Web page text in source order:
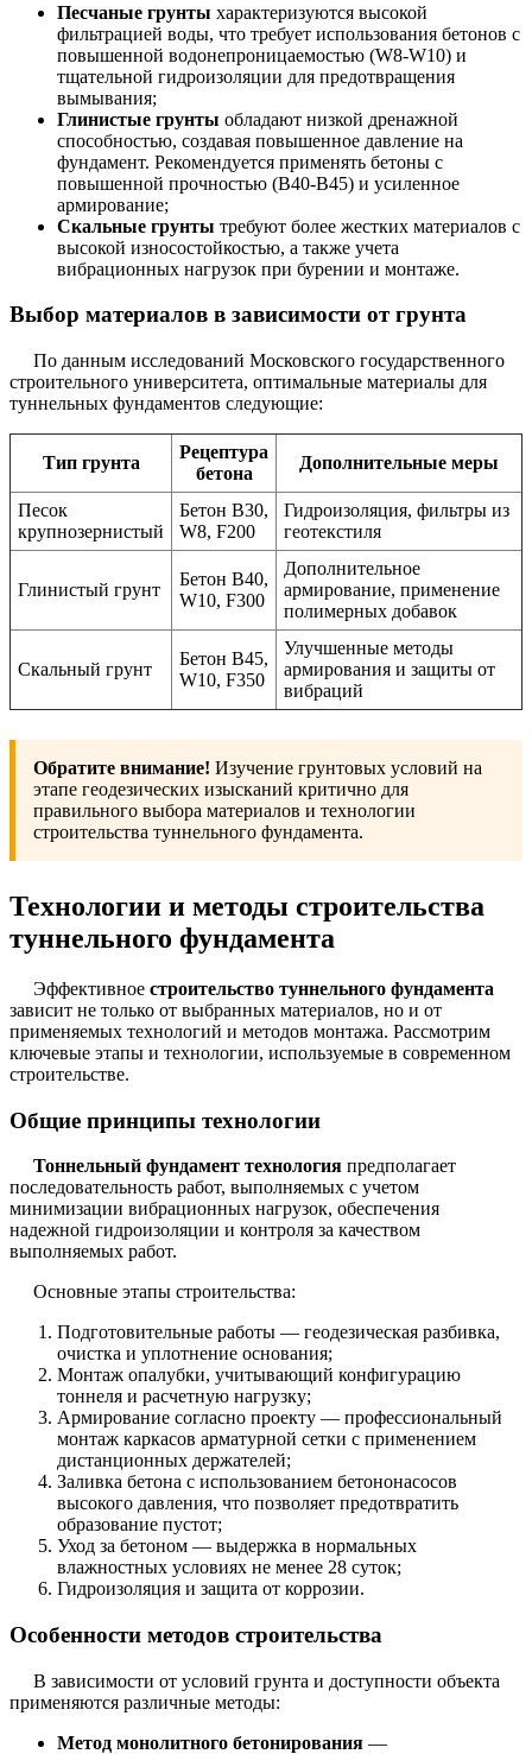
Песчаные грунты характеризуются высокой
фильтрацией воды, что требует использования бетонов с
повышенной водонепроницаемостью (W8-W10) и
тщательной гидроизоляции для предотвращения
вымывания;
Глинистые грунты обладают низкой дренажной
способностью, создавая повышенное давление на
фундамент. Рекомендуется применять бетоны с
повышенной прочностью (В40-В45) и усиленное
армирование;
Скальные грунты требуют более жестких материалов с
высокой износостойкостью, а также учета
вибрационных нагрузок при бурении и монтаже.
Выбор материалов в зависимости от грунта
По данным исследований Московского государственного
строительного университета, оптимальные материалы для
туннельных фундаментов следующие:
Тип грунта
Рецептура
бетона
Дополнительные меры
Песок
крупнозернистый
Бетон В30,
W8, F200
Гидроизоляция, фильтры из
геотекстиля
Глинистый грунт
Бетон В40,
W10, F300
Дополнительное
армирование, применение
полимерных добавок
Скальный грунт
Бетон В45,
W10, F350
Улучшенные методы
армирования и защиты от
вибраций
Обратите внимание! Изучение грунтовых условий на
этапе геодезических изысканий критично для
правильного выбора материалов и технологии
строительства туннельного фундамента.
Технологии и методы строительства
туннельного фундамента
Эффективное строительство туннельного фундамента
зависит не только от выбранных материалов, но и от
применяемых технологий и методов монтажа. Рассмотрим
ключевые этапы и технологии, используемые в современном
строительстве.
Общие принципы технологии
Тоннельный фундамент технология предполагает
последовательность работ, выполняемых с учетом
минимизации вибрационных нагрузок, обеспечения
надежной гидроизоляции и контроля за качеством
выполняемых работ.
Основные этапы строительства:
Подготовительные работы — геодезическая разбивка,
очистка и уплотнение основания;
Монтаж опалубки, учитывающий конфигурацию
тоннеля и расчетную нагрузку;
Армирование согласно проекту — профессиональный
монтаж каркасов арматурной сетки с применением
дистанционных держателей;
Заливка бетона с использованием бетононасосов
высокого давления, что позволяет предотвратить
образование пустот;
Уход за бетоном — выдержка в нормальных
влажностных условиях не менее 28 суток;
Гидроизоляция и защита от коррозии.
Особенности методов строительства
В зависимости от условий грунта и доступности объекта
применяются различные методы:
Метод монолитного бетонирования —